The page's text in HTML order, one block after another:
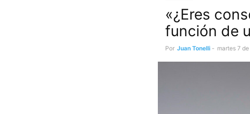
«¿Eres
función de
Por Juan Tonelli - martes 7